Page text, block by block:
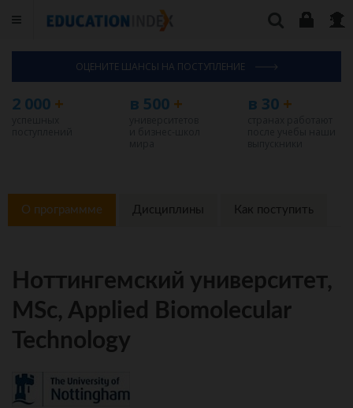
ОЦЕНИТЕ ШАНСЫ НА ПОСТУПЛЕНИЕ
2 000 + в 500 + в 30+
О программме Дисциплины Как поступить
Ноттингемский университет,
MSc, Applied Biomolecular
Technology